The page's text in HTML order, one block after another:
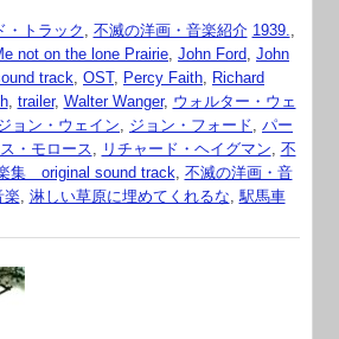
・トラック 不滅の洋画・音楽紹介 1939.
not on the lone Prairie John Ford John
track OST, Percy Faith
Richard
, trailer, Walter Wanger, ウォルター・ウェ
ョン・ウェイン ジョン・フォード パー
・モロース リチャード・ヘイグマン 不
集 original sound track 不滅の洋画・音
楽, 淋しい草原に埋めてくれるな 駅馬車